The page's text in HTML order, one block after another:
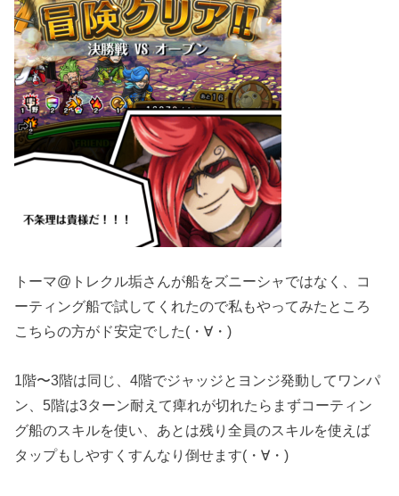
トーマ@トレクル垢さんが船をズニーシャではなく、コ
ーティング船で試してくれたので私もやってみたところ
こちらの方がド安定でした(・∀・)
1階〜3階は同じ、4階でジャッジとヨンジ発動してワンパ
ン、5階は3ターン耐えて痺れが切れたらまずコーティン
グ船のスキルを使い、あとは残り全員のスキルを使えば
タップもしやすくすんなり倒せます(・∀・)